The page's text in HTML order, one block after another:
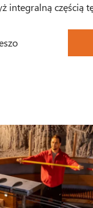
integralną częścią